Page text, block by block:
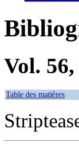
Vol.
Table des matières